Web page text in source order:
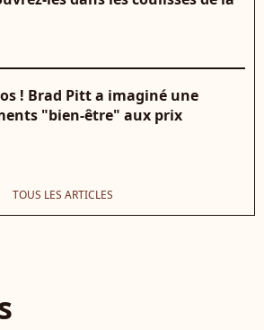
! Brad Pitt a imaginé une
"bien-être" aux prix
TOUS LES ARTICLES